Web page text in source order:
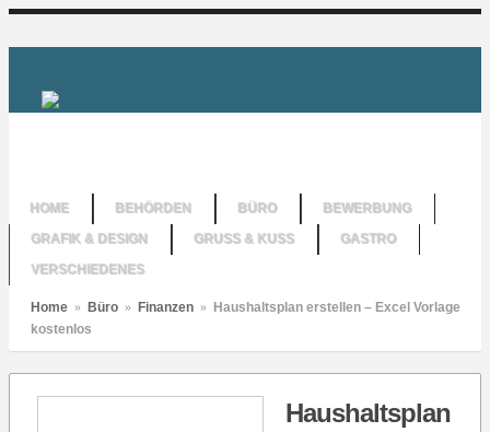
HOME BEHÖRDEN BÜRO
BEWERBUNG
GRAFIK & DESIGN
GRUSS & KUSS
GASTRO
VERSCHIEDENES
Home » Büro » Finanzen » Haushaltsplan erstellen – Excel Vorlage
kostenlos
Haushaltsplan